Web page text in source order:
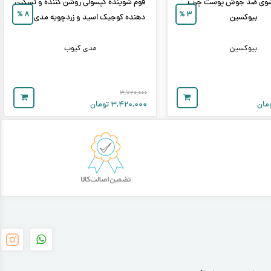
۳ %
ضد جوش پوست چرب
بیوکسین
بیوکسین
۸ %
فوم شوینده کپسولی روشن کننده و تسکین
دهنده کوجیک اسید و زردچوبه مدی کیوب
مدی کیوب
۳,۷۲۰,۰۰۰
۳,۴۲۰,۰۰۰ تومان